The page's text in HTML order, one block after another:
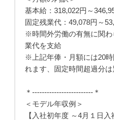
基本給：318,022円～
固定残業代：49,078円～
※時間外労働の有無に関
業代を支給
※上記年俸・月額には20
れます、固定時間超過分
＊-------------------------＊
＜モデル年収例＞
【入社初年度 ～4月１日入